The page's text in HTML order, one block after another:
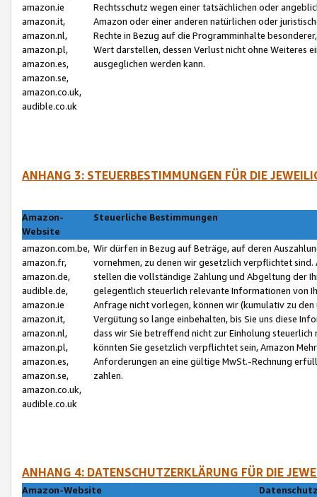
amazon.ie
amazon.it,
amazon.nl,
amazon.pl,
amazon.es,
amazon.se,
amazon.co.uk,
audible.co.uk
Rechtsschutz wegen einer tatsächlichen oder
Amazon oder einer anderen natürlichen oder
Rechte in Bezug auf die Programminhalte
Wert darstellen, dessen Verlust nicht ohne Weiteres
ausgeglichen werden kann.
ANHANG 3: STEUERBESTIMMUNGEN FÜR DIE
Amazon-
Website
Steuerliche Bestimmungen
amazon.com.be,
amazon.fr,
amazon.de,
audible.de,
amazon.ie
amazon.it,
amazon.nl,
amazon.pl,
amazon.es,
amazon.se,
amazon.co.uk,
audible.co.uk
Wir dürfen in Bezug auf Beträge, auf deren
vornehmen, zu denen wir gesetzlich verpflichtet
stellen die vollständige Zahlung und Abgeltung der
gelegentlich steuerlich relevante Informationen von
Anfrage nicht vorlegen, können wir (kumulativ zu
Vergütung so lange einbehalten, bis Sie uns diese
dass wir Sie betreffend nicht zur Einholung
könnten Sie gesetzlich verpflichtet sein, Amazon
Anforderungen an eine gültige MwSt.-Rechnung
zahlen.
ANHANG 4: DATENSCHUTZERKLÄRUNG FÜR DIE
Amazon-Website